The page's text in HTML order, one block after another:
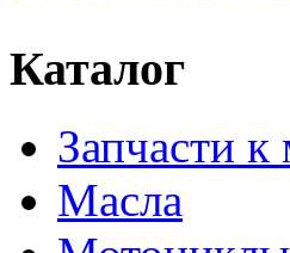
Каталог
Запчасти
Масла